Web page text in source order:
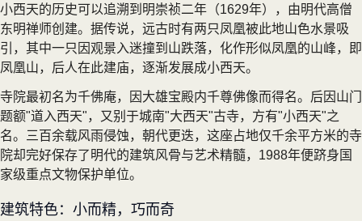
小西天的历史可以追溯到明崇祯二年（1629年），由明代高僧
东明禅师创建。据传说，远古时有两只凤凰被此地山色水景吸
引，其中一只因观景入迷撞到山跌落，化作形似凤凰的山峰，即
凤凰山，后人在此建庙，逐渐发展成小西天。
寺院最初名为千佛庵，因大雄宝殿内千尊佛像而得名。后因山门
题额"道入西天"，又别于城南"大西天"古寺，方有"小西天"之
名。三百余载风雨侵蚀，朝代更迭，这座占地仅千余平方米的寺
院却完好保存了明代的建筑风骨与艺术精髓，1988年便跻身国
家级重点文物保护单位。
建筑特色：小而精，巧而奇